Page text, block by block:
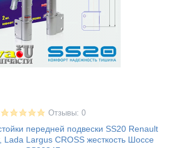
Отзывы: 0
передней подвески SS20 Renault
Lada Largus CROSS жесткость Шоссе